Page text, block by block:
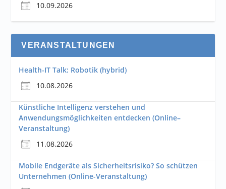
10.09.2026
VERANSTALTUNGEN
Health-IT Talk: Robotik (hybrid)
10.08.2026
Künstliche Intelligenz verstehen und
Anwendungsmöglichkeiten entdecken (Online–
Veranstaltung)
11.08.2026
Mobile Endgeräte als Sicherheitsrisiko? So schützen
Unternehmen (Online-Veranstaltung)